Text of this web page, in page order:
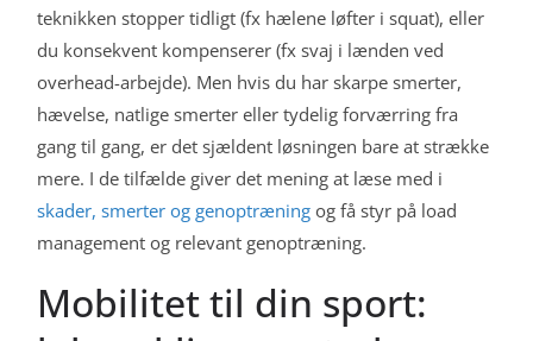
teknikken stopper tidligt (fx hælene løfter i squat), eller
du konsekvent kompenserer (fx svaj i lænden ved
overhead-arbejde). Men hvis du har skarpe smerter,
hævelse, natlige smerter eller tydelig forværring fra
gang til gang, er det sjældent løsningen bare at strække
mere. I de tilfælde giver det mening at læse med i
skader, smerter og genoptræning og få styr på load
management og relevant genoptræning.
Mobilitet til din sport: